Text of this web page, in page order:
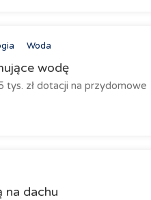
Woda
wodę
tys. zł dotacji na przydomowe
na dachu